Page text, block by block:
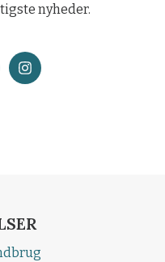
nyheder.